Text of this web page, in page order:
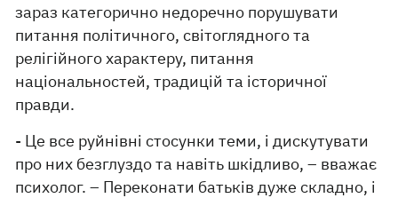
зараз категорично недоречно порушувати
питання політичного, світоглядного та
релігійного характеру, питання
національностей, традицій та історичної
правди.
- Це все руйнівні стосунки теми, і дискутувати
про них безглуздо та навіть шкідливо, – вважає
психолог. – Переконати батьків дуже складно, і